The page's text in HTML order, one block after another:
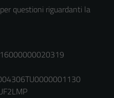
questioni riguardanti la
Tecnici